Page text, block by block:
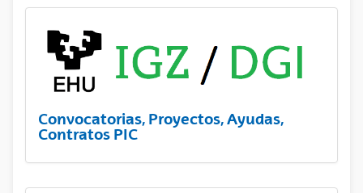
Convocatorias, Proyectos, Ayudas,
Contratos PIC